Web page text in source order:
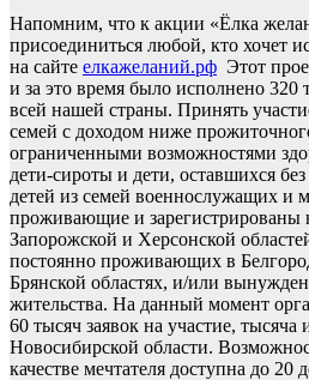
Напомним, что к акции «Ёлка
присоединиться любой, кто хочет
на сайте елкажеланий.рф Этот
и за это время было исполнено 320
всей нашей страны. Принять
семей с доходом ниже
ограниченными возможностями
дети-сироты и дети, оставшихся
детей из семей военнослужащих и
проживающие и
Запорожской и Херсонской
постоянно проживающих в
Брянской областях, и/или
жительства. На данный момент
60 тысяч заявок на участие, тысяча
Новосибирской области.
качестве мечтателя доступна до 20